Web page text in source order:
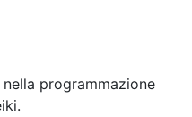
programmazione